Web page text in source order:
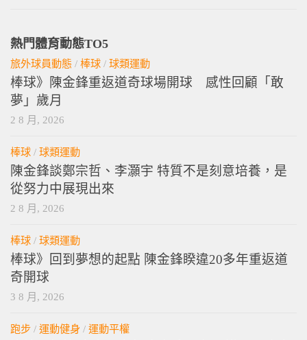
熱門體育動態TO5
旅外球員動態 / 棒球 / 球類運動
棒球》陳金鋒重返道奇球場開球 感性回顧「敢
夢」歲月
2 8 月, 2026
棒球 / 球類運動
陳金鋒談鄭宗哲、李灝宇 特質不是刻意培養，是
從努力中展現出來
2 8 月, 2026
棒球 / 球類運動
棒球》回到夢想的起點 陳金鋒睽違20多年重返道
奇開球
3 8 月, 2026
跑步 / 運動健身 / 運動平權